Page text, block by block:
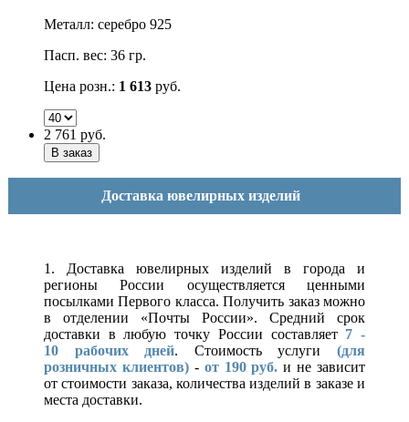
Металл: серебро 925
Пасп. вес: 36 гр.
Цена розн.: 1 613 руб.
2 761 руб.
Доставка ювелирных изделий
1. Доставка ювелирных изделий в города и
регионы России осуществляется ценными
посылками Первого класса. Получить заказ можно
в отделении «Почты России». Средний срок
доставки в любую точку России составляет 7 -
10 рабочих дней. Стоимость услуги(для
розничных клиентов)- от 190 руб. и не зависит
от стоимости заказа, количества изделий в заказе и
места доставки.